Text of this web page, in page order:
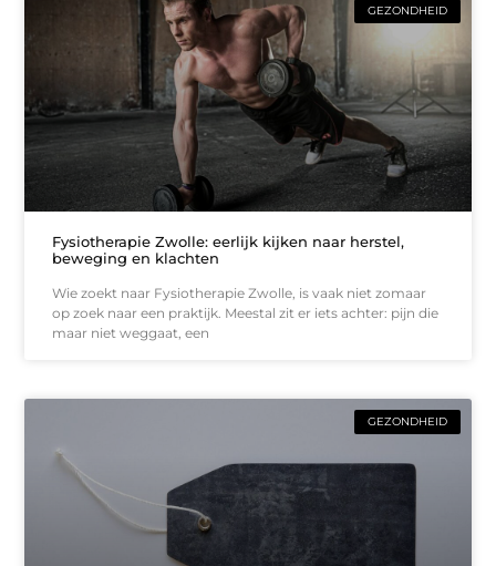
GEZONDHEID
Fysiotherapie Zwolle: eerlijk kijken naar herstel,
beweging en klachten
Wie zoekt naar Fysiotherapie Zwolle, is vaak niet zomaar
op zoek naar een praktijk. Meestal zit er iets achter: pijn die
maar niet weggaat, een
GEZONDHEID